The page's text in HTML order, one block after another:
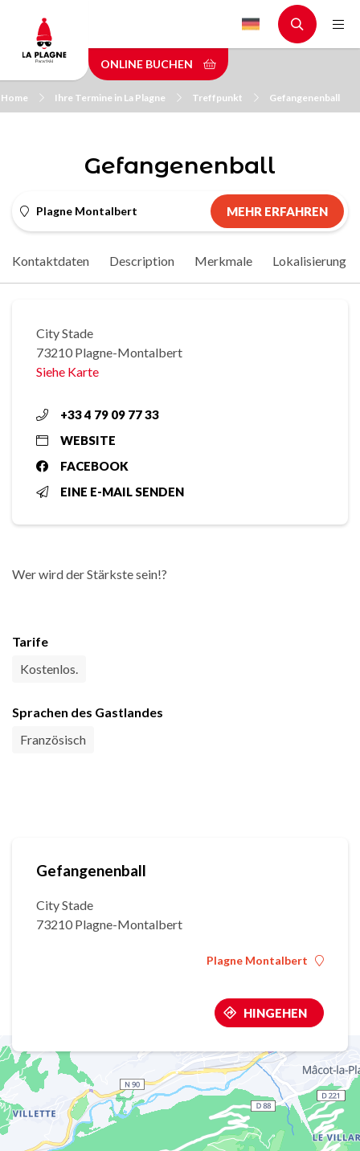
main
content
ONLINE BUCHEN
Home Ihre Termine in La Plagne Treffpunkt Gefangenenball
Gefangenenball
Plagne Montalbert MEHR ERFAHREN
Kontaktdaten Description Merkmale Lokalisierung
City Stade
73210 Plagne-Montalbert
Siehe Karte
+33 4 79 09 77 33
WEBSITE
FACEBOOK
EINE E-MAIL SENDEN
Wer wird der Stärkste sein!?
Tarife
Kostenlos.
Sprachen des Gastlandes
Französisch
Gefangenenball
City Stade
73210 Plagne-Montalbert
Plagne Montalbert
HINGEHEN